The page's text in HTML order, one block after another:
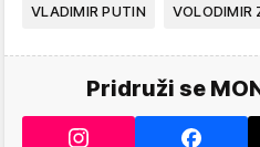
VLADIMIR PUTIN VOLODIMIR
Pridruži se